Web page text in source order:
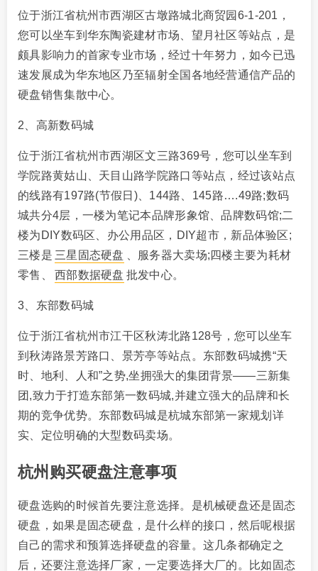
位于浙江省杭州市西湖区古墩路城北商贸园6-1-201，
您可以坐车到华东陶瓷建材市场、望月社区等站点，是
颇具影响力的首家专业市场，经过十年努力，如今已迅
速发展成为华东地区乃至辐射全国各地经营通信产品的
硬盘销售集散中心。
2、高新数码城
位于浙江省杭州市西湖区文三路369号，您可以坐车到
学院路黄姑山、天目山路学院路口等站点，经过该站点
的线路有197路(节假日)、144路、145路….49路;数码
城共分4层，一楼为笔记本品牌形象馆、品牌数码馆;二
楼为DIY数码区、办公用品区，DIY超市，新品体验区;
三楼是 三星固态硬盘
、服务器大卖场;四楼主要为耗材
零售、
西部数据硬盘 批发中心。
3、东部数码城
位于浙江省杭州市江干区秋涛北路128号，您可以坐车
到秋涛路景芳路口、景芳亭等站点。东部数码城携“天
时、地利、人和”之势,坐拥强大的集团背景——三新集
团,致力于打造东部第一数码城,并建立强大的品牌和长
期的竞争优势。东部数码城是杭城东部第一家规划详
实、定位明确的大型数码卖场。
杭州购买硬盘注意事项
硬盘选购的时候首先要注意选择。是机械硬盘还是固态
硬盘，如果是固态硬盘，是什么样的接口，然后呢根据
自己的需求和预算选择硬盘的容量。这几条都确定之
后，还要注意选择厂家，一定要选择大厂的。比如固态